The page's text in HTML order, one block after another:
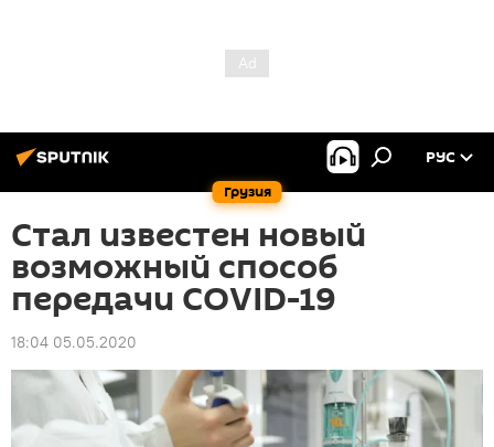
Грузия
РУС
Стал известен новый
возможный способ
передачи COVID-19
18:04 05.05.2020